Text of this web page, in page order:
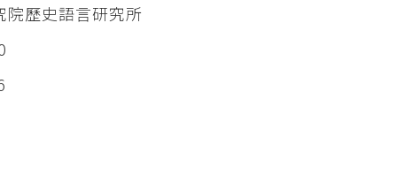
院歷史語言研究所